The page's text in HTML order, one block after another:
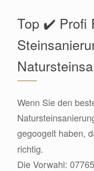
Top ✔️ Profi
Wenn Sie den
gegoogelt haben,
richtig.
Die Vorwahl: